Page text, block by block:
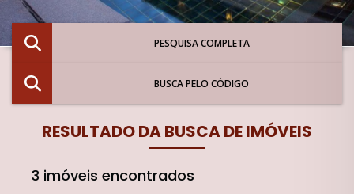
PESQUISA COMPLETA
BUSCA PELO CÓDIGO
RESULTADO DA BUSCA DE IMÓVEIS
3 imóveis encontrados